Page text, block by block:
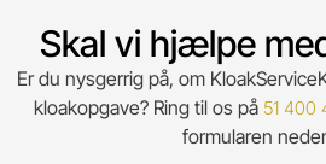
Skal vi hjælpe
Er du nysgerrig på, om
kloakopgave? Ring til os på 51 400
formularen